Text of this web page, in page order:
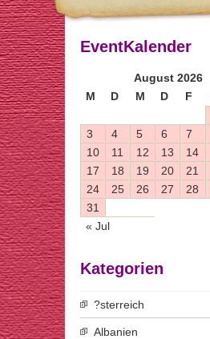
EventKalender
August 2026
M
D M D F
« Jul
3
4 5 6 7
10
11 12 13 14
17
18 19 20 21
24
25 26 27 28
31
Kategorien
?sterreich
Albanien